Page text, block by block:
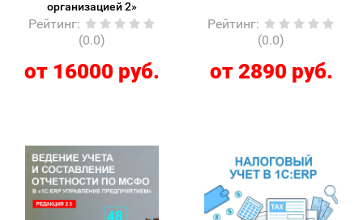
организацией 2»
Рейтинг:
(0.0)
от 16000 руб.
Рейтинг:
(0.0)
от 2890 руб.